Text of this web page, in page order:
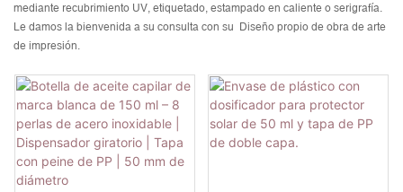
mediante recubrimiento UV, etiquetado, estampado en caliente o serigrafía.
Le damos la bienvenida a su consulta con su Diseño propio de obra de arte
de impresión.